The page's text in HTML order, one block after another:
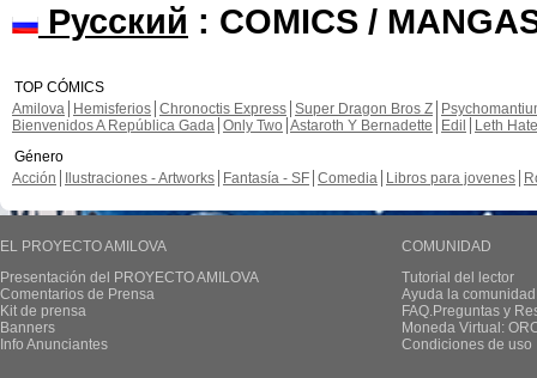
Русский : COMICS /
TOP CÓMICS
Amilova
Hemisferios Chronoctis Express Super Dragon Bros Z
Bienvenidos A República Gada Only Two Astaroth Y Bernadette Edil
Leth Hate
Género
Acción
Ilustraciones - Artworks Fantasía - SF Comedia Libros para jovenes
EL PROYECTO AMILOVA
Presentación del PROYECTO AMILOVA
Comentarios de Prensa
Kit de prensa
Banners
Info Anunciantes
COMUNIDAD
Tutorial del lector
Ayuda la
FAQ.Preguntas y
Moneda Virtual:
Condiciones de uso